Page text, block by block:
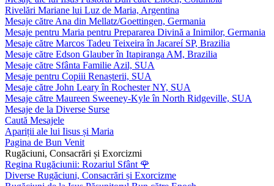
Rivelări Mariane lui Luz de Maria, Argentina
Mesaje către Ana din Mellatz/Goettingen, Germania
Mesaje pentru Maria pentru Prepararea Divină a Inimilor, Germania
Mesaje către Marcos Tadeu Teixeira în Jacareí SP, Brazilia
Mesaje către Edson Glauber în Itapiranga AM, Brazilia
Mesaje către Sfânta Familie Azil, SUA
Mesaje pentru Copiii Renașterii, SUA
Mesaje către John Leary în Rochester NY, SUA
Mesaje către Maureen Sweeney-Kyle în North Ridgeville, SUA
Mesaje de la Diverse Surse
Caută Mesajele
Apariții ale lui Iisus și Maria
Pagina de Bun Venit
Rugăciuni, Consacrări și Exorcizmi
Regina Rugăciunii: Rozariul Sfânt 🌹
Diverse Rugăciuni, Consacrări și Exorcizme